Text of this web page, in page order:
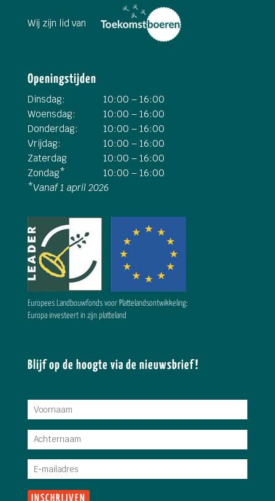
Wij zijn lid van
Openingstijden
Dinsdag:
10:00 – 16:00
Woensdag:
10:00 – 16:00
Donderdag:
10:00 – 16:00
Vrijdag:
10:00 – 16:00
Zaterdag
10:00 – 16:00
Zondag*
10:00 – 16:00
*Vanaf 1 april 2026
Europees Landbouwfonds voor Plattelandsontwikkeling:
Europa investeert in zijn platteland
Blijf op de hoogte via de nieuwsbrief!